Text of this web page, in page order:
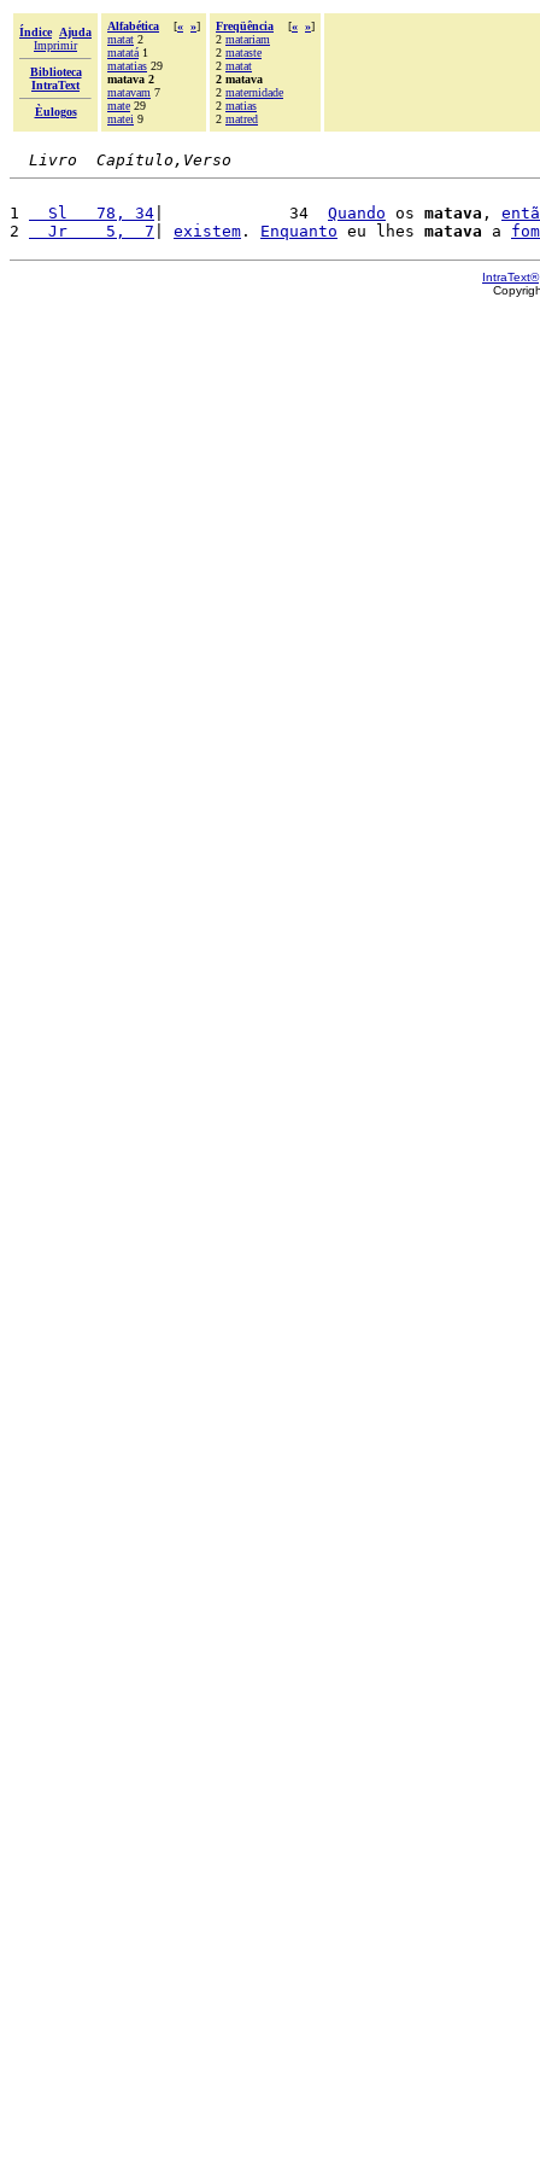
Índice
Ajuda
Imprimir
Biblioteca
IntraText
Èulogos
Alfabética [« »]
matat 2
matatá 1
matatias 29
matava 2
matavam 7
mate 29
matei 9
Freqüência [« »]
2 matariam
2 mataste
2 matat
2 matava
2 maternidade
2 matias
2 matred
Livro  Capítulo,Verso
1
  Sl   78, 34
|             34 Quando os matava ,
2
  Jr    5,  7
existem . Enquanto eu lhes matava a
IntraText®